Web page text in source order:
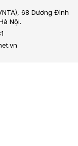
68 Dương Đình
Nội.